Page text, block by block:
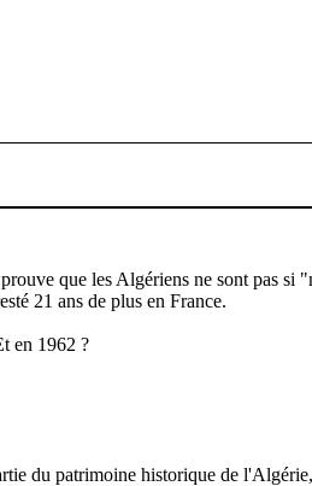
que les Algériens ne sont pas si
21 ans de plus en France.
en 1962 ?
du patrimoine historique de